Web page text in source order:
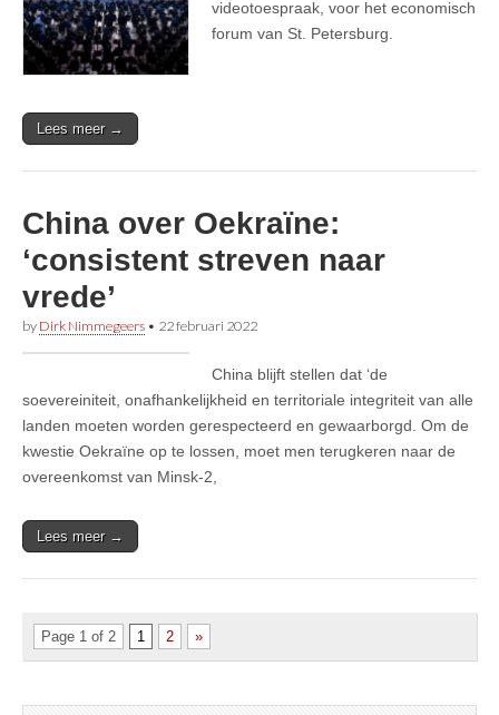
videotoespraak, voor het economisch
forum van St. Petersburg.
Lees meer →
China over Oekraïne:
‘consistent streven naar
vrede’
by Dirk Nimmegeers • 22 februari 2022
China blijft stellen dat ‘de
soevereiniteit, onafhankelijkheid en territoriale integriteit van alle
landen moeten worden gerespecteerd en gewaarborgd. Om de
kwestie Oekraïne op te lossen, moet men terugkeren naar de
overeenkomst van Minsk-2,
Lees meer →
Page 1 of 2 1 2 »